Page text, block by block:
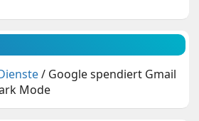
/ Google spendiert Gmail
Mode